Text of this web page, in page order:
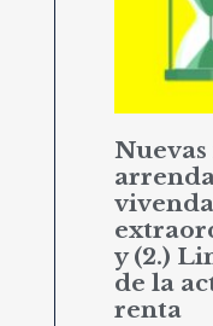
y (2.)
de la
renta